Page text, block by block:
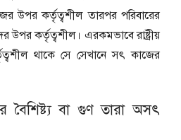
উপর কর্তৃত্বশীল তারপর পরিবারের
উপর কর্তৃত্বশীল। এরকমভাবে রাষ্ট্রীয়
থাকে সে সেখানে সৎ কাজের
বৈশিষ্ট্য বা গুণ তারা অসৎ